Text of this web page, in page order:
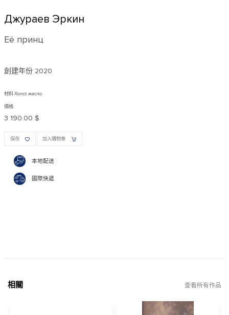
Джураев Эркин
Её принц
創建年份 2020
材料 Холст, масло
價格
3 190.00 $
保存 加入購物車
本地配送
國際快遞
相關 查看所有作品